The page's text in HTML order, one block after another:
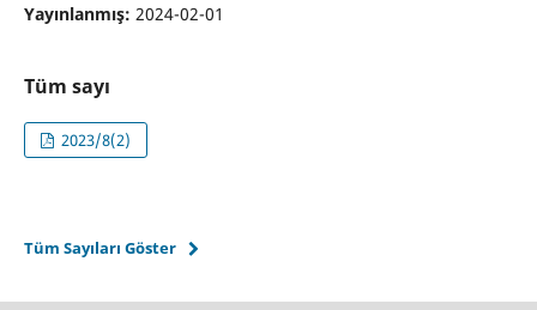
Yayınlanmış: 2024-02-01
Tüm sayı
2023/8(2)
Tüm Sayıları Göster